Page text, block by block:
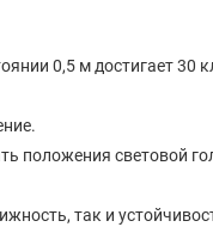
0,5 м достигает 30
положения световой
так и